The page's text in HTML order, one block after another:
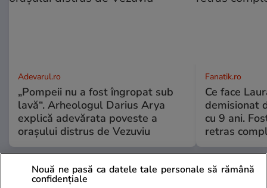
Adevarul.ro
„Pompeii nu a fost îngropat sub
lavă“. Arheologul Darius Arya
explică adevărata poveste a
orașului distrus de Vezuviu
Fanatik.ro
Ce face
demisionat
cu 9 ani.
retras
PARTENERI
Nouă ne pasă ca datele tale personale să rămână
confidențiale